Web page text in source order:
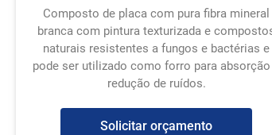
Composto de placa com pura fibra mineral
branca com pintura texturizada e
naturais resistentes a fungos e bactérias e
pode ser utilizado como forro para
redução de ruídos.
Solicitar orçamento